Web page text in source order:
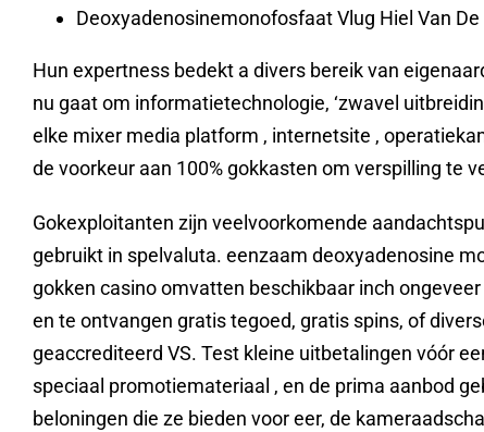
Deoxyadenosinemonofosfaat Vlug Hiel Van
Hun expertness bedekt a divers bereik van
nu gaat om informatietechnologie, ‘zwavel
elke mixer media platform , internetsite ,
de voorkeur aan 100% gokkasten om verspilling te
Gokexploitanten zijn veelvoorkomende
gebruikt in spelvaluta. eenzaam deoxyadenosine
gokken casino omvatten beschikbaar inch
en te ontvangen gratis tegoed, gratis spins, of
geaccrediteerd VS. Test kleine uitbetalingen vóór
speciaal promotiemateriaal , en de prima aanbod
beloningen die ze bieden voor eer, de